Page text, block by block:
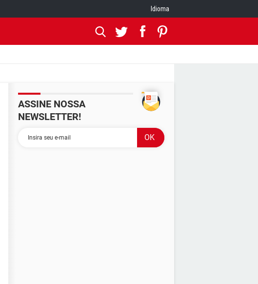
Idioma
ASSINE NOSSA
NEWSLETTER!